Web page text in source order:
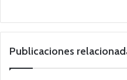
Publicaciones